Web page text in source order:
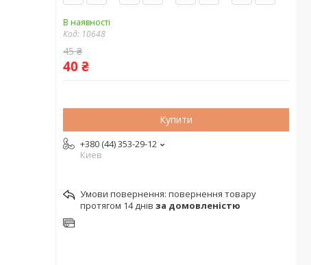
В наявності
Код: 10648
45 ₴
40 ₴
Купити
+380 (44) 353-29-12
Киев
повернення товару
протягом 14 днів за домовленістю